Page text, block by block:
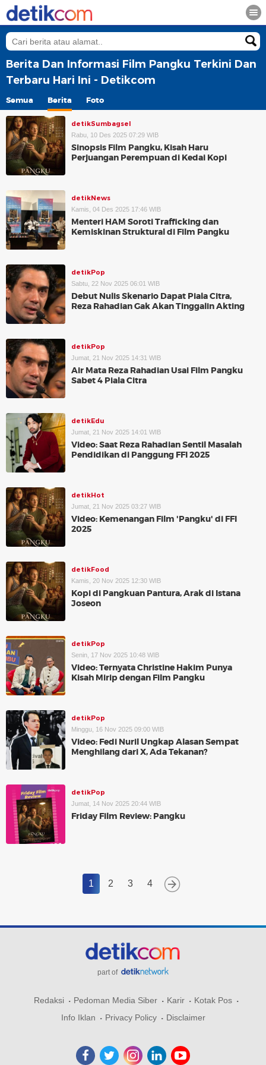
Berita Dan Informasi Film Pangku Terkini Dan
Terbaru Hari Ini - Detikcom
Semua Berita Foto
detikSumbagsel
Rabu, 10 Des 2025 07:29 WIB
Sinopsis Film Pangku, Kisah Haru
Perjuangan Perempuan di Kedai Kopi
detikNews
Kamis, 04 Des 2025 17:46 WIB
Menteri HAM Soroti Trafficking dan
Kemiskinan Struktural di Film Pangku
detikPop
Sabtu, 22 Nov 2025 06:01 WIB
Debut Nulis Skenario Dapat Piala Citra,
Reza Rahadian Gak Akan Tinggalin Akting
detikPop
Jumat, 21 Nov 2025 14:31 WIB
Air Mata Reza Rahadian Usai Film Pangku
Sabet 4 Piala Citra
detikEdu
Jumat, 21 Nov 2025 14:01 WIB
Video: Saat Reza Rahadian Sentil Masalah
Pendidikan di Panggung FFI 2025
detikHot
Jumat, 21 Nov 2025 03:27 WIB
Video: Kemenangan Film 'Pangku' di FFI
2025
detikFood
Kamis, 20 Nov 2025 12:30 WIB
Kopi di Pangkuan Pantura, Arak di Istana
Joseon
detikPop
Senin, 17 Nov 2025 10:48 WIB
Video: Ternyata Christine Hakim Punya
Kisah Mirip dengan Film Pangku
detikPop
Minggu, 16 Nov 2025 09:00 WIB
Video: Fedi Nuril Ungkap Alasan Sempat
Menghilang dari X, Ada Tekanan?
detikPop
Jumat, 14 Nov 2025 20:44 WIB
Friday Film Review: Pangku
1 2 3 4
part of
Redaksi Pedoman Media Siber Karir
Kotak Pos
Info Iklan
Privacy Policy Disclaimer